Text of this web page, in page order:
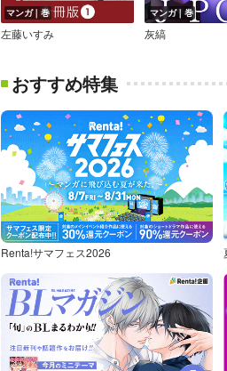
マンガ｜巻
左藤いすみ
マンガ｜巻
灰縞
おすすめ特集
Renta!サマフェス2026